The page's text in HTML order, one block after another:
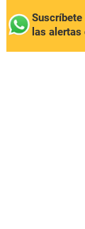
Suscríbete
las